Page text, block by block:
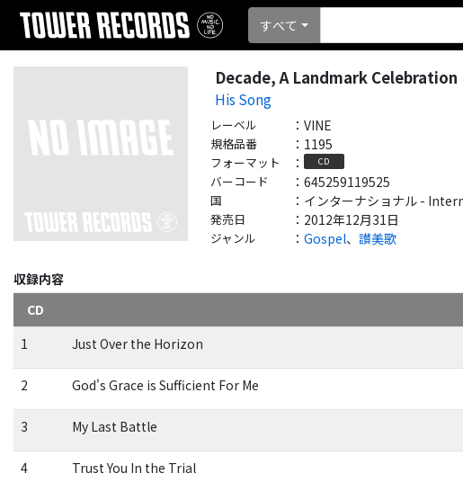
すべて
Decade, A Landmark Celebration
His Song
レーベル ： VINE
規格品番 ： 1195
フォーマット ： CD
バーコード ： 645259119525
国 ： インターナショナル -
発売日 ： 2012年12月31日
ジャンル ： Gospel、 讃美歌
収録内容
CD
1
Just Over the Horizon
2 God's Grace is Sufficient For Me
3 My Last Battle
4 Trust You In the Trial